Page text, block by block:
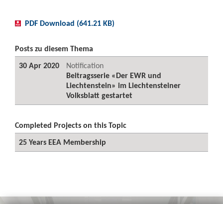
PDF Download (641.21 KB)
Posts zu diesem Thema
30 Apr 2020
Notification
Beitragsserie «Der EWR und
Liechtenstein» im Liechtensteiner
Volksblatt gestartet
Completed Projects on this Topic
25 Years EEA Membership